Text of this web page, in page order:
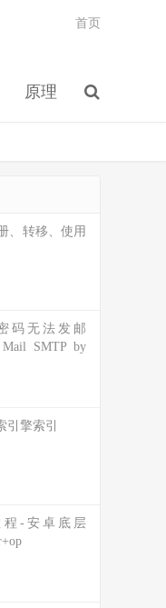
原理
首页
、转移、使用
码无法发邮
SMTP by
引擎索引
-安卓底层